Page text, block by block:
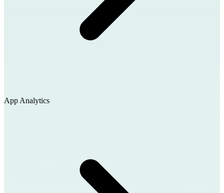
App Analytics